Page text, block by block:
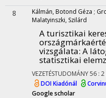
8 Kálmán, Botond Géza ;
Malatyinszki, Szilárd
A turisztikai
vizsgálata: A
statisztikai
VEZETÉSTUDOMÁNY56 : 2
DOIKiadónál
Google scholar